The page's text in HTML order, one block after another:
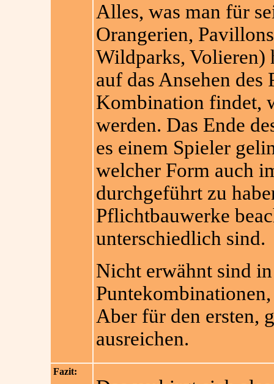
Alles, was man für
Orangerien,
Wildparks, Volieren)
auf das Ansehen des
Kombination findet,
werden. Das Ende
es einem Spieler
welcher Form auch
durchgeführt zu
Pflichtbauwerke
unterschiedlich sind.
Nicht erwähnt sind
Aber für den ersten,
ausreichen.
Fazit: